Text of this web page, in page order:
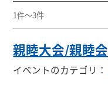
1件～3件
親睦大会/親睦会
イベントのカテゴリ ：